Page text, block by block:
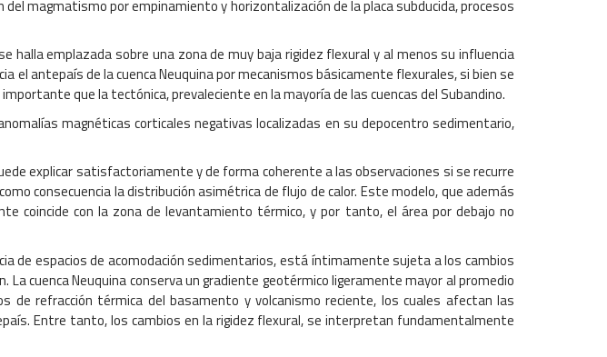
magmatismo por empinamiento y horizontalización de la placa subducida, procesos
emplazada sobre una zona de muy baja rigidez flexural y al menos su influencia
el antepaís de la cuenca Neuquina por mecanismos básicamente flexurales, si bien se
que la tectónica, prevaleciente en la mayoría de las cuencas del Subandino.
magnéticas corticales negativas localizadas en su depocentro sedimentario,
explicar satisfactoriamente y de forma coherente a las observaciones si se recurre
consecuencia la distribución asimétrica de flujo de calor. Este modelo, que además
coincide con la zona de levantamiento térmico, y por tanto, el área por debajo no
de espacios de acomodación sedimentarios, está íntimamente sujeta a los cambios
cuenca Neuquina conserva un gradiente geotérmico ligeramente mayor al promedio
de refracción térmica del basamento y volcanismo reciente, los cuales afectan las
Entre tanto, los cambios en la rigidez flexural, se interpretan fundamentalmente